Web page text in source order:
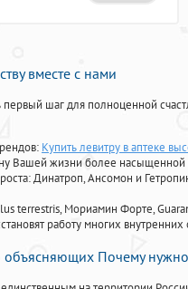
вместе с нами
шаг для полноценной
Купить левитру в аптеке
Вашей жизни более насыщенной
: Динатроп, Ансомон и
terrestris, Мориамин Форте,
работу многих
Почему нужно